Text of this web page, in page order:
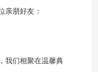
亲朋好友：
我们相聚在温馨典